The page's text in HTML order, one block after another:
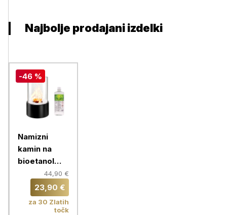
Najbolje prodajani izdelki
-46 %
Namizni
kamin na
bioetanol
Chameleon +
Bioetanol za
kamine 1L,
okrogel, črn
44,90 €
23,90 €
za 30 Zlatih
točk